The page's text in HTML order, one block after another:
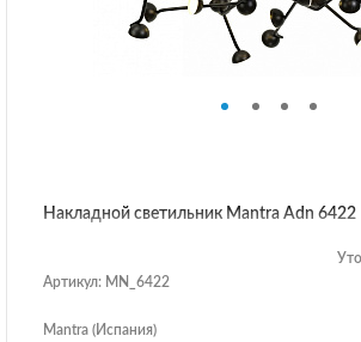
Накладной светильник Mantra Adn 6422
Артикул: MN_6422
Mantra (Испания)